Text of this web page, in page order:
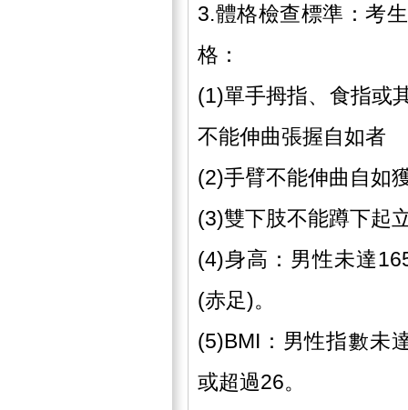
3.體格檢查標準：考
格：
(1)單手拇指、食指或
不能伸曲張握自如者
(2)手臂不能伸曲自如
(3)雙下肢不能蹲下起
(4)身高：男性未達
(赤足)。
(5)BMI：男性指數未
或超過26。